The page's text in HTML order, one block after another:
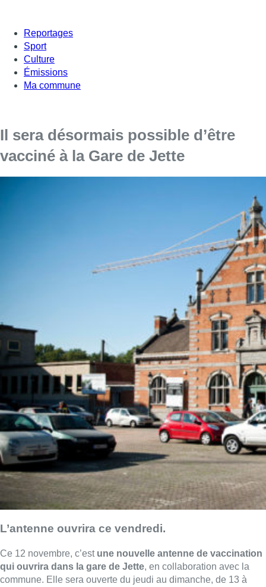
Reportages
Sport
Culture
Émissions
Ma commune
Il sera désormais possible d’être
vacciné à la Gare de Jette
L’antenne ouvrira ce vendredi.
Ce 12 novembre, c’est une nouvelle antenne de vaccination
qui ouvrira dans la gare de Jette, en collaboration avec la
commune. Elle sera ouverte du jeudi au dimanche, de 13 à